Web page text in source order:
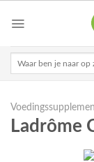
Ladrôme